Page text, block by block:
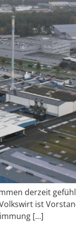
derzeit
ist
[…]